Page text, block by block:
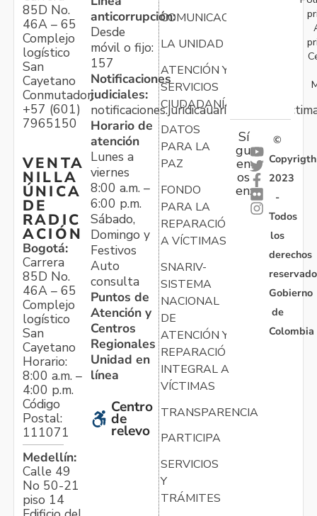
85D No.
46A – 65
Complejo
logístico
San
Cayetano
Conmutador:
+57 (601)
7965150
VENTA
NILLA
ÚNICA
DE
RADIC
ACIÓN
Bogotá:
Carrera
85D No.
46A – 65
Complejo
logístico
San
Cayetano
Horario:
8:00 a.m. –
4:00 p.m.
Código
Postal:
111071
Medellín:
Calle 49
No 50-21
piso 14
anticorrupción:
Desde
móvil o fijo:
157
Notificaciones
judiciales:
Horario de
atención
Lunes a
viernes
8:00 a.m. –
6:00 p.m.
Sábado,
Domingo y
Festivos
Auto
consulta
Puntos de
Atención y
Centros
Regionales
Unidad en
línea
Centro
de
relevo
COMUNICACIONES
LA UNIDAD
ATENCIÓN Y
SERVICIOS
CIUDADANÍA
DATOS
PARA LA
PAZ
FONDO
PARA LA
REPARACIÓN
A VÍCTIMAS
SNARIV-
SISTEMA
NACIONAL
DE
ATENCIÓN Y
REPARACIÓN
INTEGRAL A
VÍCTIMAS
TRANSPARENCIA
PARTICIPA
SERVICIOS
Y
TRÁMITES
Sí
gu
en
os
en:
©
Copyrigth
2023
-
Todos
los
derechos
Gobierno
de
Colombia